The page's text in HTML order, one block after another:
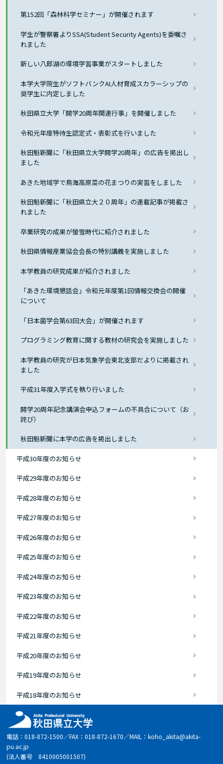
第152回「森林科学セミナー」が開催されます
学生が警察署よりSSA(Student Security Agents)を委嘱さ
れました
新しい八郎湖の環境学習事業がスタートしました
本学大学院生がソフトバンクAI人材育成スカラーシップの
奨学生に内定しました
秋田県立大学「開学20周年関連行事」を開催しました
令和元年度特待生認定式・表彰式を行いました
秋田魁新聞に「秋田県立大学開学20周年」の広告を掲出し
ました
あきた地域学で鳥海高原菜の花まつりの実習をしました
秋田魁新聞に「秋田県立大２０周年」の連載記事が掲載さ
れました
卒業研究の成果が螢雪時代に紹介されました
秋田県情報産業協会会長の特別講義を実施しました
本学教員の研究成果が紹介されました
「あきた環境懇話会」令和元年度第1回情報交換会の開催
について
「日本菌学会第63回大会」が開催されます
プログラミング教育に関する教材の研究会を実施しました
本学教員の研究が日本気象学会東北支部だよりに掲載され
ました
平成31年度入学式を執り行いました
開学20周年記念講演会申込フォームの不具合について（お
詫び）
秋田魁新聞に本学の広告を掲出しました
平成30年度のお知らせ
平成29年度のお知らせ
平成28年度のお知らせ
平成27年度のお知らせ
平成26年度のお知らせ
平成25年度のお知らせ
平成24年度のお知らせ
平成23年度のお知らせ
平成22年度のお知らせ
平成21年度のお知らせ
平成20年度のお知らせ
平成19年度のお知らせ
平成18年度のお知らせ
電話：018-872-1500／FAX：018-872-1670／MAIL：koho_akita@akita-
pu.ac.jp
(法人番号 8410005001507)